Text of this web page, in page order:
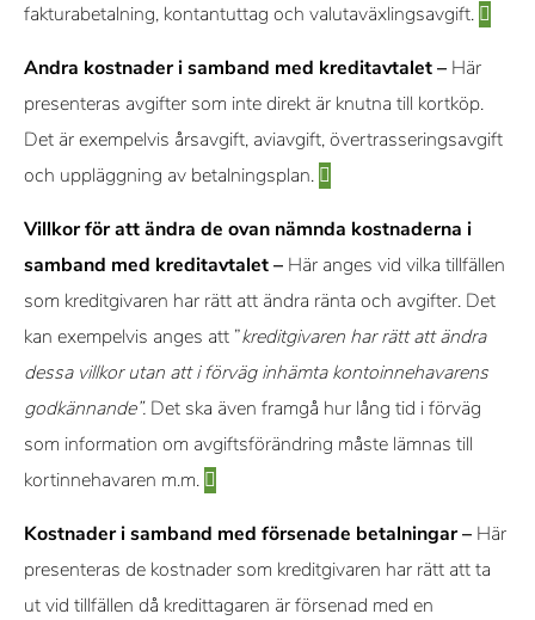
fakturabetalning, kontantuttag och valutaväxlingsavgift.
Andra kostnader i samband med kreditavtalet – Här
presenteras avgifter som inte direkt är knutna till kortköp.
Det är exempelvis årsavgift, aviavgift, övertrasseringsavgift
och uppläggning av betalningsplan.
Villkor för att ändra de ovan nämnda kostnaderna i
samband med kreditavtalet – Här anges vid vilka tillfällen
som kreditgivaren har rätt att ändra ränta och avgifter. Det
kan exempelvis anges att ”kreditgivaren har rätt att ändra
dessa villkor utan att i förväg inhämta kontoinnehavarens
godkännande”. Det ska även framgå hur lång tid i förväg
som information om avgiftsförändring måste lämnas till
kortinnehavaren m.m.
Kostnader i samband med försenade betalningar – Här
presenteras de kostnader som kreditgivaren har rätt att ta
ut vid tillfällen då kredittagaren är försenad med en